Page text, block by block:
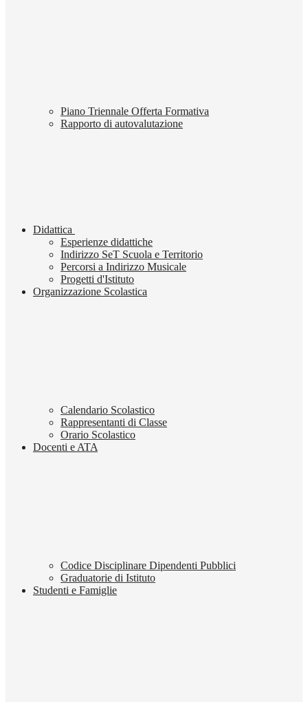
Piano Triennale Offerta Formativa
Rapporto di autovalutazione
Didattica
Esperienze didattiche
Indirizzo SeT Scuola e Territorio
Percorsi a Indirizzo Musicale
Progetti d'Istituto
Organizzazione Scolastica
Calendario Scolastico
Rappresentanti di Classe
Orario Scolastico
Docenti e ATA
Codice Disciplinare Dipendenti Pubblici
Graduatorie di Istituto
Studenti e Famiglie